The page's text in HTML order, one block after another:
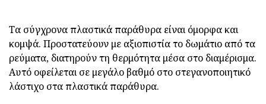
Τα σύγχρονα πλαστικά παράθυρα είναι όμορφα και
κομψά. Προστατεύουν με αξιοπιστία το δωμάτιο από τα
ρεύματα, διατηρούν τη θερμότητα μέσα στο διαμέρισμα.
Αυτό οφείλεται σε μεγάλο βαθμό στο στεγανοποιητικό
λάστιχο στα πλαστικά παράθυρα.